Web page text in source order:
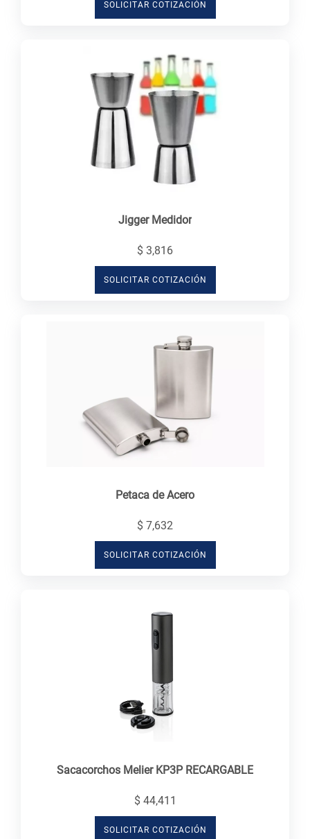
SOLICITAR COTIZACIÓN
Jigger Medidor
$ 3,816
SOLICITAR COTIZACIÓN
Petaca de Acero
$ 7,632
SOLICITAR COTIZACIÓN
Sacacorchos Melier KP3P RECARGABLE
$ 44,411
SOLICITAR COTIZACIÓN